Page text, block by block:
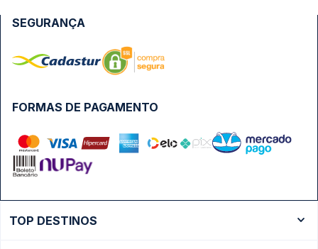
FORMAS DE PAGAMENTO
SEGURANÇA
TOP DESTINOS